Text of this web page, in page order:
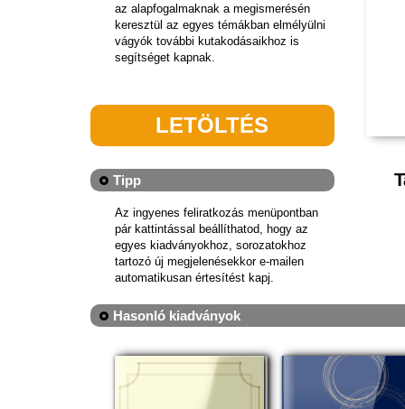
az alapfogalmaknak a megismerésén
keresztül az egyes témákban elmélyülni
vágyók további kutakodásaikhoz is
segítséget kapnak.
LETÖLTÉS
Tipp
Az ingyenes feliratkozás menüpontban
pár kattintással beállíthatod, hogy az
egyes kiadványokhoz, sorozatokhoz
tartozó új megjelenésekkor e-mailen
automatikusan értesítést kapj.
Hasonló kiadványok